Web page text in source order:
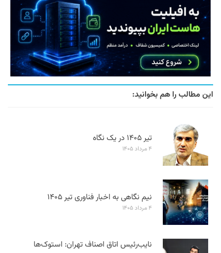
این مطالب را هم بخوانید:
تیر ۱۴۰۵ در یک نگاه
۴ مرداد ۱۴۰۵
نیم نگاهی به اخبار فناوری تیر ۱۴۰۵
۴ مرداد ۱۴۰۵
نایب‌رئیس اتاق اصناف تهران: استوک‌ها